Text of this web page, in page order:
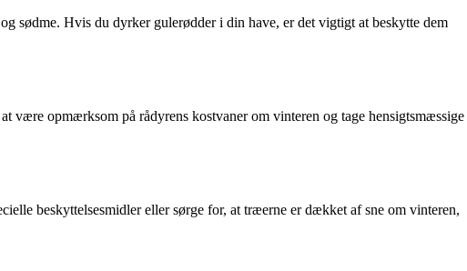
sødme. Hvis du dyrker gulerødder i din have, er det vigtigt at beskytte dem
være opmærksom på rådyrens kostvaner om vinteren og tage hensigtsmæssige
beskyttelsesmidler eller sørge for, at træerne er dækket af sne om vinteren,